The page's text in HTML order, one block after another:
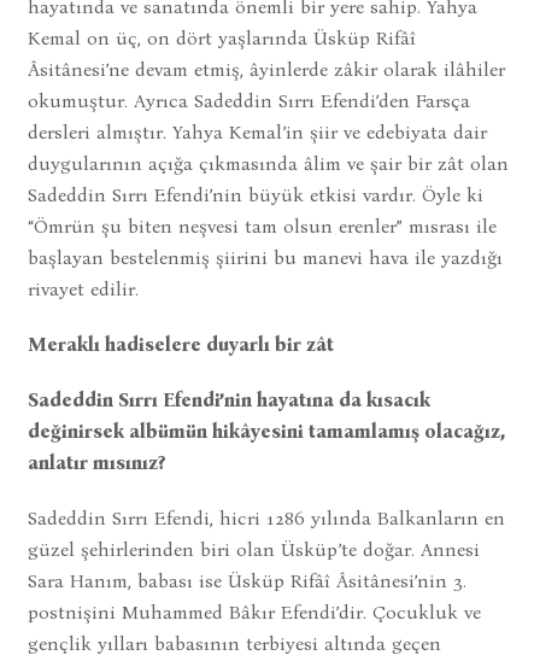
hayatında ve sanatında önemli bir yere sahip. Yahya
Kemal on üç, on dört yaşlarında Üsküp Rifâî
Âsitânesi’ne devam etmiş, âyinlerde zâkir olarak ilâhiler
okumuştur. Ayrıca Sadeddin Sırrı Efendi’den Farsça
dersleri almıştır. Yahya Kemal’in şiir ve edebiyata dair
duygularının açığa çıkmasında âlim ve şair bir zât olan
Sadeddin Sırrı Efendi’nin büyük etkisi vardır. Öyle ki
“Ömrün şu biten neşvesi tam olsun erenler” mısrası ile
başlayan bestelenmiş şiirini bu manevi hava ile yazdığı
rivayet edilir.
Meraklı hadiselere duyarlı bir zât
Sadeddin Sırrı Efendi’nin hayatına da kısacık
değinirsek albümün hikâyesini tamamlamış olacağız,
anlatır mısınız?
Sadeddin Sırrı Efendi, hicri 1286 yılında Balkanların en
güzel şehirlerinden biri olan Üsküp’te doğar. Annesi
Sara Hanım, babası ise Üsküp Rifâî Âsitânesi’nin 3.
postnişini Muhammed Bâkır Efendi’dir. Çocukluk ve
gençlik yılları babasının terbiyesi altında geçen